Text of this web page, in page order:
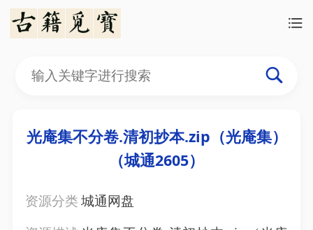
光庵集不分卷.清初抄本.zip（光庵集）
（城通2605）
资源分类城通网盘